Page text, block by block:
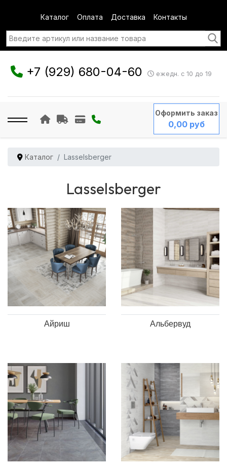
Каталог Оплата Доставка Контакты
+7 (929) 680-04-60 ежедн. с 10 до 19
Оформить заказ
0,00 руб
Каталог Lasselsberger
Lasselsberger
Айриш Альбервуд